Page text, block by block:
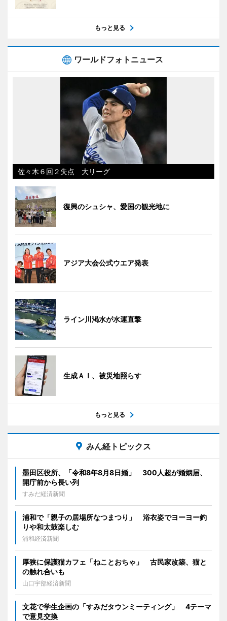
もっと見る
ワールドフォトニュース
佐々木６回２失点 大リーグ
復興のシュシャ、愛国の観光地に
アジア大会公式ウエア発表
ライン川渇水が水運直撃
生成ＡＩ、被災地照らす
もっと見る
みん経トピックス
墨田区役所、「令和8年8月8日婚」 300人超が婚姻届、
開庁前から長い列
すみだ経済新聞
浦和で「親子の居場所なつまつり」 浴衣姿でヨーヨー釣
りや和太鼓楽しむ
浦和経済新聞
厚狭に保護猫カフェ「ねことおちゃ」 古民家改築、猫と
の触れ合いも
山口宇部経済新聞
文花で学生企画の「すみだタウンミーティング」 4テーマ
で意見交換